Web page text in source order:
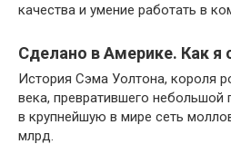
качества и умение работать в
Сделано в Америке. Как я
История Сэма Уолтона, короля
века, превратившего небольшой
в крупнейшую в мире сеть
млрд.